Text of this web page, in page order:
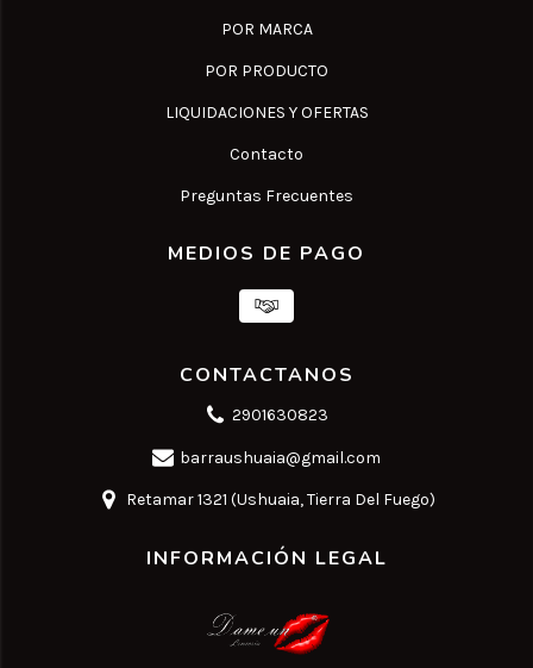
POR MARCA
POR PRODUCTO
LIQUIDACIONES Y OFERTAS
Contacto
Preguntas Frecuentes
MEDIOS DE PAGO
CONTACTANOS
2901630823
barraushuaia@gmail.com
Retamar 1321 (Ushuaia, Tierra Del Fuego)
INFORMACIÓN LEGAL